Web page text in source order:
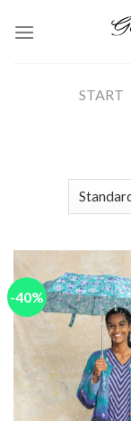
START
-40%